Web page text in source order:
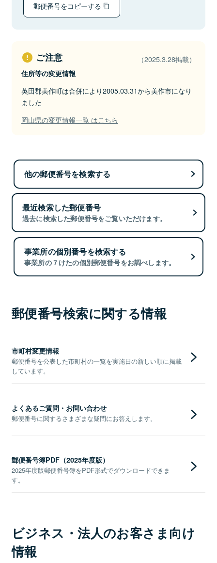
郵便番号をコピーする
ご注意 （2025.3.28掲載）
住所等の変更情報
英田郡美作町は合併により2005.03.31から美作市になり
ました
岡山県の変更情報一覧 はこちら
他の郵便番号を検索する
最近検索した郵便番号
過去に検索した郵便番号をご覧いただけます。
事業所の個別番号を検索する
事業所の７けたの個別郵便番号をお調べします。
郵便番号検索に関する情報
市町村変更情報
郵便番号を公表した市町村の一覧を実施日の新しい順に掲載
しています。
よくあるご質問・お問い合わせ
郵便番号に関するさまざまな疑問にお答えします。
郵便番号簿PDF（2025年度版）
2025年度版郵便番号簿をPDF形式でダウンロードできま
す。
ビジネス・法人のお客さま向け
情報